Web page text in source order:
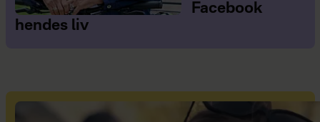
Facebook
hendes liv